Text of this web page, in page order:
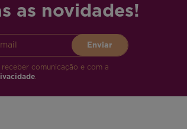
as novidades!
comunicação e com a